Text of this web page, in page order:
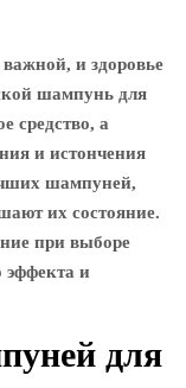
важной, и здоровье
шампунь для
средство, а
и истончения
шампуней,
их состояние.
при выборе
и
для